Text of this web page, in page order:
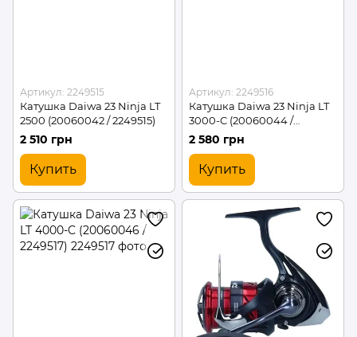
Артикул: 2249515
Катушка Daiwa 23 Ninja LT
2500 (20060042 / 2249515)
2 510 грн
Купить
Артикул: 2249516
Катушка Daiwa 23 Ninja LT
3000-C (20060044 /
2249516)
2 580 грн
Купить